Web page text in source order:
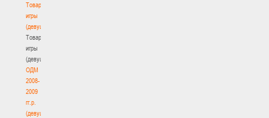
Товарищеские
игры
(девушки)
Товарищеские
игры
(девушки)
ОДМ
2008-
2009
гг.р.
(девушки)